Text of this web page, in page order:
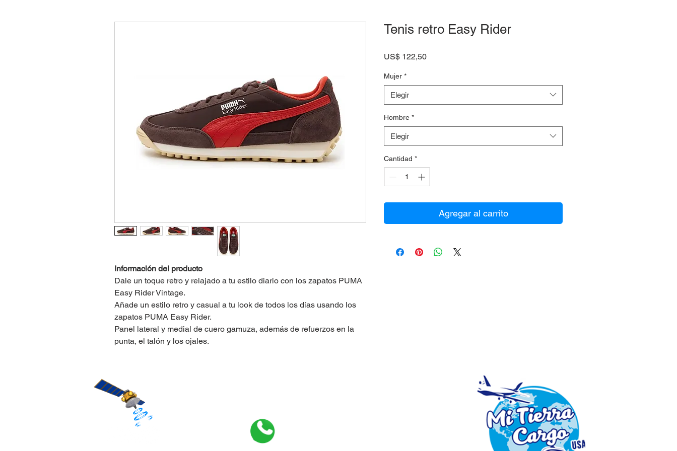
Información del producto
Dale un toque retro y relajado a tu estilo diario con los zapatos PUMA
Easy Rider Vintage.
Añade un estilo retro y casual a tu look de todos los días usando los
zapatos PUMA Easy Rider.
Panel lateral y medial de cuero gamuza, además de refuerzos en la
punta, el talón y los ojales.
Tenis retro Easy Rider
US$ 122,50Precio
Mujer *
Elegir
Hombre *
Elegir
Cantidad *
Agregar al carrito